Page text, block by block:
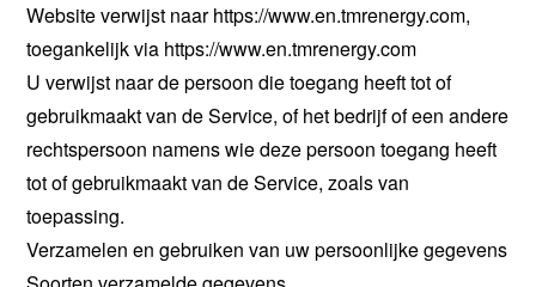
Website verwijst naar https://www.en.tmrenergy.com,
toegankelijk via https://www.en.tmrenergy.com
U verwijst naar de persoon die toegang heeft tot of
gebruikmaakt van de Service, of het bedrijf of een andere
rechtspersoon namens wie deze persoon toegang heeft
tot of gebruikmaakt van de Service, zoals van
toepassing.
Verzamelen en gebruiken van uw persoonlijke gegevens